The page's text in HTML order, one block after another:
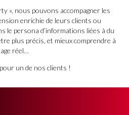
», nous pouvons accompagner les
enrichie de leurs clients ou
le persona d’informations liées à du
plus précis, et mieux comprendre à
réel…
un de nos clients !